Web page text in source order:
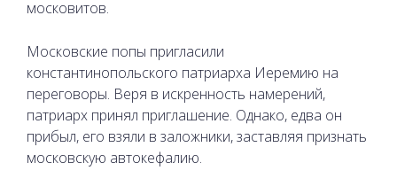
московитов.
Московские попы пригласили
константинопольского патриарха Иеремию на
переговоры. Веря в искренность намерений,
патриарх принял приглашение. Однако, едва он
прибыл, его взяли в заложники, заставляя признать
московскую автокефалию.